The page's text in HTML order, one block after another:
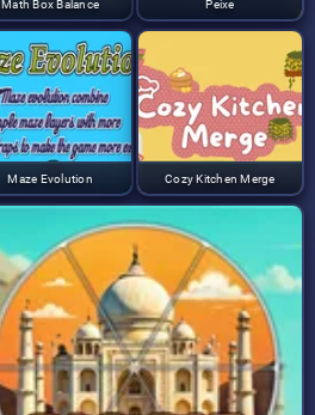
Math Box Balance
Peixe
Maze Evolution Cozy Kitchen Merge